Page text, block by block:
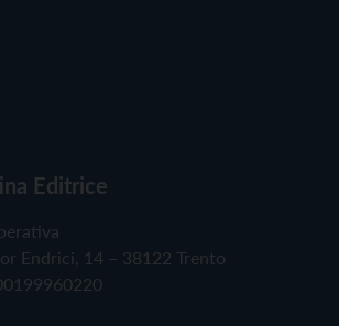
Editrice
Endrici, 14 – 38122 Trento